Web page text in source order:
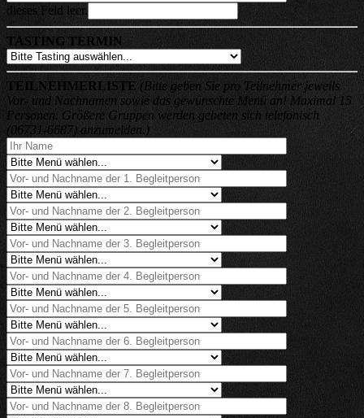
dieses Feld leer.
TASTING TERMIN
TEILNEHMERLISTE (Bitte geben Sie pro Teilnehmer jeweils
Vor- und Nachnamen sowie das gewünschte Menü an! Maximal 15
Personen. Größere Gruppen werden gebeten sich telefonisch
(06731-6687) anzumelden.)